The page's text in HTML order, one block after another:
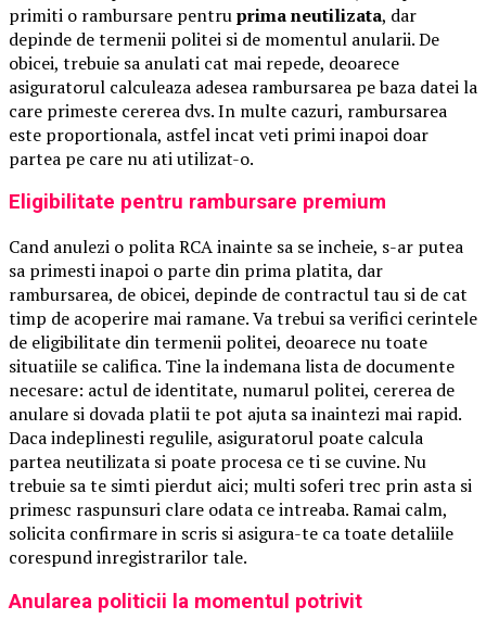
primiti o rambursare pentruprima neutilizata, dar
depinde de termenii politei si de momentul anularii. De
obicei, trebuie sa anulati cat mai repede, deoarece
asiguratorul calculeaza adesea rambursarea pe baza datei la
care primeste cererea dvs. In multe cazuri, rambursarea
este proportionala, astfel incat veti primi inapoi doar
partea pe care nu ati utilizat-o.
Eligibilitate pentru rambursare premium
Cand anulezi o polita RCA inainte sa se incheie, s-ar putea
sa primesti inapoi o parte din prima platita, dar
rambursarea, de obicei, depinde de contractul tau si de cat
timp de acoperire mai ramane. Va trebui sa verifici cerintele
de eligibilitate din termenii politei, deoarece nu toate
situatiile se califica. Tine la indemana lista de documente
necesare: actul de identitate, numarul politei, cererea de
anulare si dovada platii te pot ajuta sa inaintezi mai rapid.
Daca indeplinesti regulile, asiguratorul poate calcula
partea neutilizata si poate procesa ce ti se cuvine. Nu
trebuie sa te simti pierdut aici; multi soferi trec prin asta si
primesc raspunsuri clare odata ce intreaba. Ramai calm,
solicita confirmare in scris si asigura-te ca toate detaliile
corespund inregistrarilor tale.
Anularea politicii la momentul potrivit